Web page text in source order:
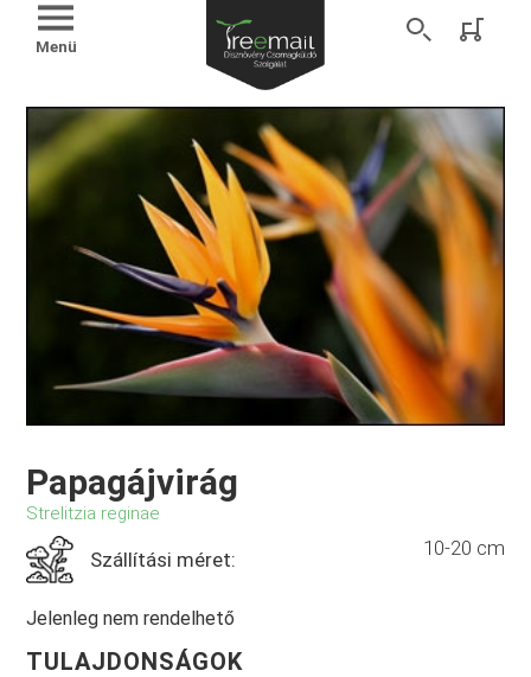
Menü
Papagájvirág
Strelitzia reginae
Szállítási méret: 10-20 cm
Jelenleg nem rendelhető
TULAJDONSÁGOK